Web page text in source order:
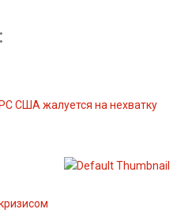
США жалуется на нехватку